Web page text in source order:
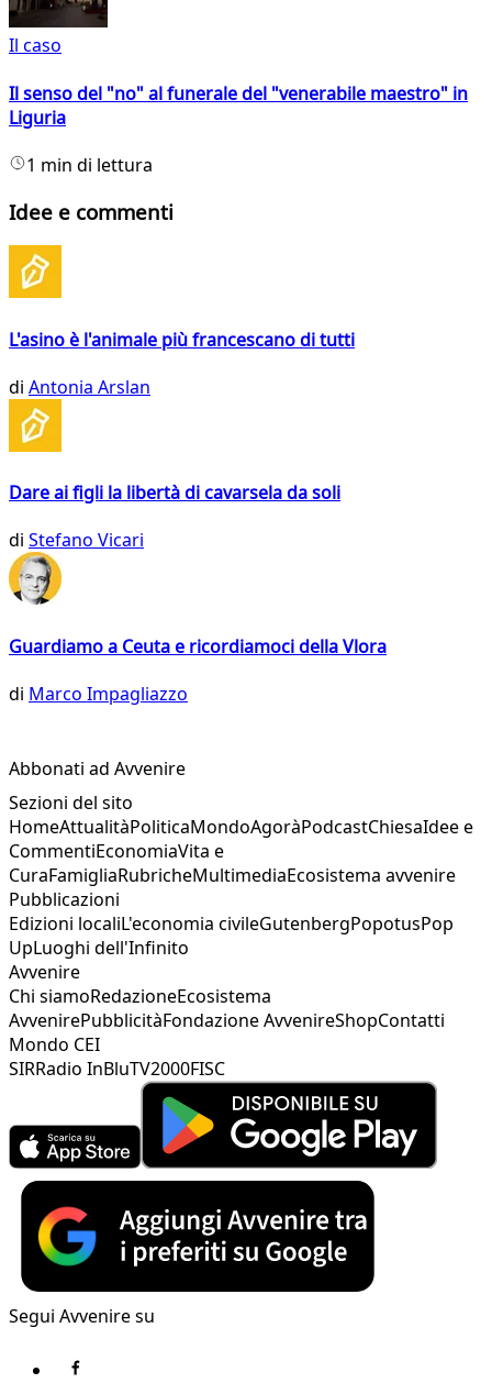
Il caso
Il senso del "no" al funerale del "venerabile maestro" in
Liguria
1 min di lettura
Idee e commenti
L'asino è l'animale più francescano di tutti
di Antonia Arslan
Dare ai figli la libertà di cavarsela da soli
di Stefano Vicari
Guardiamo a Ceuta e ricordiamoci della Vlora
di Marco Impagliazzo
Abbonati ad Avvenire
Sezioni del sito
HomeAttualitàPoliticaMondoAgoràPodcastChiesaIdee e
CommentiEconomiaVita e
CuraFamigliaRubricheMultimediaEcosistema avvenire
Pubblicazioni
Edizioni localiL'economia civileGutenbergPopotusPop
UpLuoghi dell'Infinito
Avvenire
Chi siamoRedazioneEcosistema
AvvenirePubblicitàFondazione AvvenireShopContatti
Mondo CEI
SIRRadio InBluTV2000FISC
Segui Avvenire su